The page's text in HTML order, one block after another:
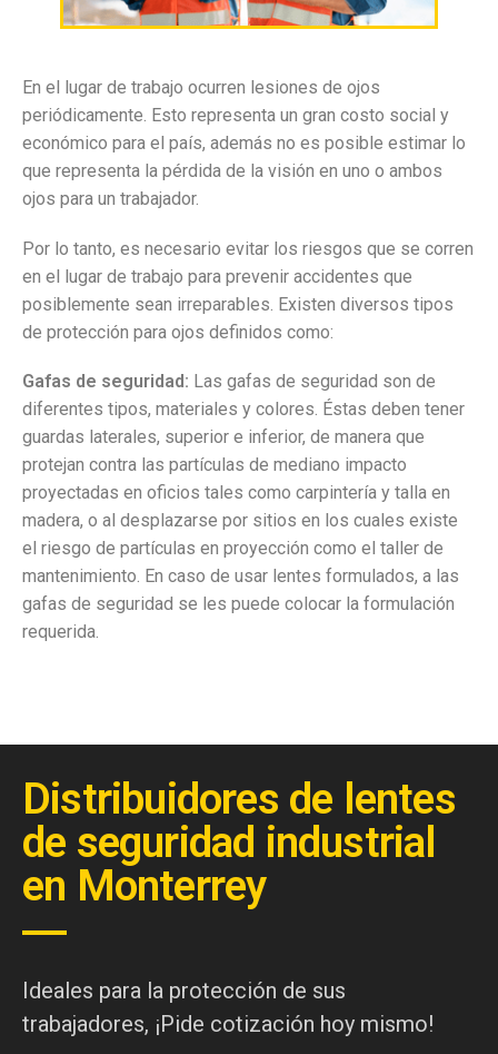
En el lugar de trabajo ocurren lesiones de ojos
periódicamente. Esto representa un gran costo social y
económico para el país, además no es posible estimar lo
que representa la pérdida de la visión en uno o ambos
ojos para un trabajador.
Por lo tanto, es necesario evitar los riesgos que se corren
en el lugar de trabajo para prevenir accidentes que
posiblemente sean irreparables. Existen diversos tipos
de protección para ojos definidos como:
Gafas de seguridad: Las gafas de seguridad son de
diferentes tipos, materiales y colores. Éstas deben tener
guardas laterales, superior e inferior, de manera que
protejan contra las partículas de mediano impacto
proyectadas en oficios tales como carpintería y talla en
madera, o al desplazarse por sitios en los cuales existe
el riesgo de partículas en proyección como el taller de
mantenimiento. En caso de usar lentes formulados, a las
gafas de seguridad se les puede colocar la formulación
requerida.
Distribuidores de lentes
de seguridad industrial
en Monterrey
Ideales para la protección de sus
trabajadores, ¡Pide cotización hoy mismo!